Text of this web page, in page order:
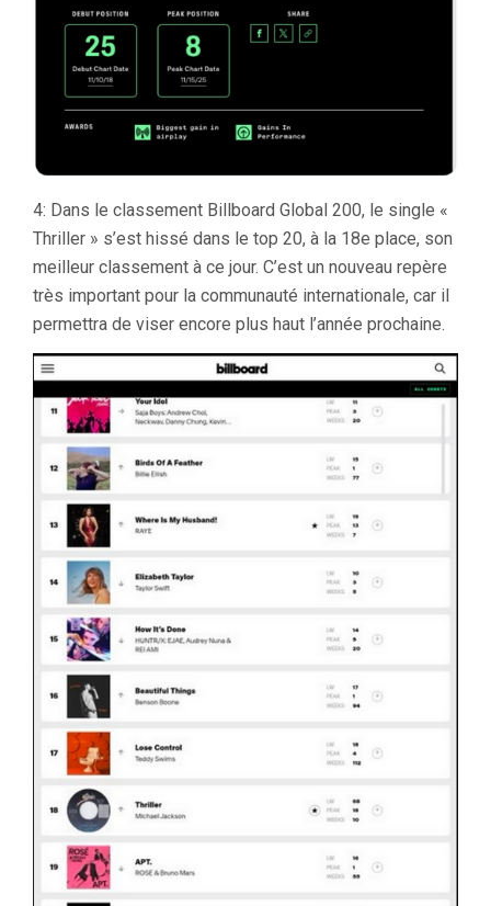
4: Dans le classement Billboard Global 200, le single «
Thriller » s’est hissé dans le top 20, à la 18e place, son
meilleur classement à ce jour. C’est un nouveau repère
très important pour la communauté internationale, car il
permettra de viser encore plus haut l’année prochaine.